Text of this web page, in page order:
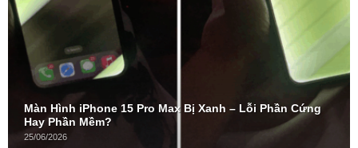
Màn Hình iPhone 15 Pro Max Bị Xanh – Lỗi Phần Cứng
Hay Phần Mềm?
25/06/2026